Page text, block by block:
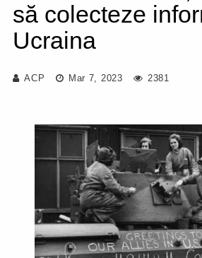
să colecteze
Ucraina
ACP Mar 7, 2023 2381